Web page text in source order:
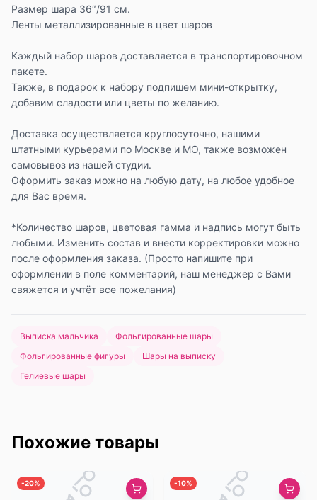
Размер шара 36″/91 см.
Ленты металлизированные в цвет шаров
Каждый набор шаров доставляется в транспортировочном
пакете.
Также, в подарок к набору подпишем мини-открытку,
добавим сладости или цветы по желанию.
Доставка осуществляется круглосуточно, нашими
штатными курьерами по Москве и МО, также возможен
самовывоз из нашей студии.
Оформить заказ можно на любую дату, на любое удобное
для Вас время.
*Количество шаров, цветовая гамма и надпись могут быть
любыми. Изменить состав и внести корректировки можно
после оформления заказа. (Просто напишите при
оформлении в поле комментарий, наш менеджер с Вами
свяжется и учтёт все пожелания)
Выписка мальчика
Фольгированные шары
Фольгированные фигуры
Шары на выписку
Гелиевые шары
Похожие товары
-20% -10%